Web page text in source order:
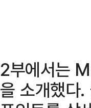
2부에서는
을 소개했다